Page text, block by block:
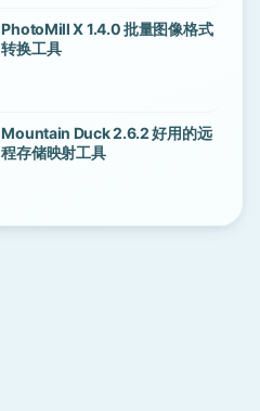
PhotoMill X 1.4.0 批量图像格式
转换工具
Mountain Duck 2.6.2 好用的远
程存储映射工具